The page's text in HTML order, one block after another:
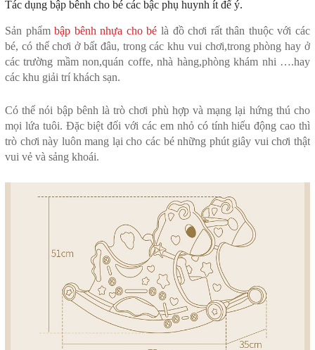
Tác dụng bập bênh cho bé các bậc phụ huynh ít để ý.
Sản phẩmbập bênh nhựa cho bé là đồ chơi rất thân thuộc với các
bé, có thể chơi ở bất đâu, trong các khu vui chơi,trong phòng hay ở
các trường mầm non,quán coffe, nhà hàng,phòng khám nhi ….hay
các khu giải trí khách sạn.
Có thể nói bập bênh là trò chơi phù hợp và mạng lại hứng thú cho
mọi lứa tuôi. Đặc biệt đối với các em nhỏ có tính hiếu động cao thì
trò chơi này luôn mang lại cho các bé những phút giây vui chơi thật
vui vẻ và sảng khoái.